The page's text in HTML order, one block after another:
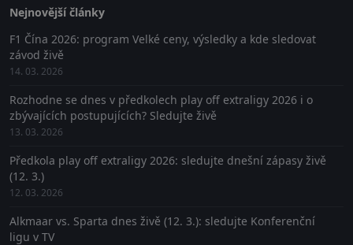
Nejnovější články
F1 Čína 2026: program Velké ceny, výsledky a kde sledovat
závod živě
14. 03. 2026
Rozhodne se dnes v předkolech play off extraligy 2026 i o
zbývajících postupujících? Sledujte živě
13. 03. 2026
Předkola play off extraligy 2026: sledujte dnešní zápasy živě
(12. 3.)
12. 03. 2026
Alkmaar vs. Sparta dnes živě (12. 3.): sledujte Konferenční
ligu v TV